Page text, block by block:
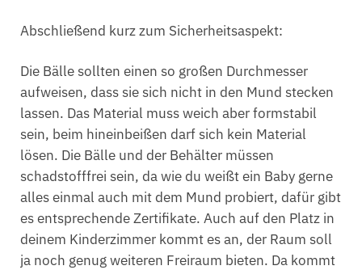
Abschließend kurz zum Sicherheitsaspekt:
Die Bälle sollten einen so großen Durchmesser
aufweisen, dass sie sich nicht in den Mund stecken
lassen. Das Material muss weich aber formstabil
sein, beim hineinbeißen darf sich kein Material
lösen. Die Bälle und der Behälter müssen
schadstofffrei sein, da wie du weißt ein Baby gerne
alles einmal auch mit dem Mund probiert, dafür gibt
es entsprechende Zertifikate. Auch auf den Platz in
deinem Kinderzimmer kommt es an, der Raum soll
ja noch genug weiteren Freiraum bieten. Da kommt